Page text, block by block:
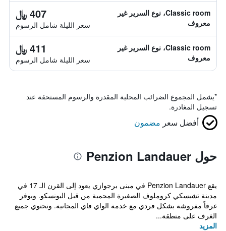
Classic room، نوع السرير غير
معروف
407 ﷼
سعر الليلة شامل الرسوم
Classic room، نوع السرير غير
معروف
411 ﷼
سعر الليلة شامل الرسوم
*يشمل المجموع الضرائب المحلية المقدرة والرسوم المستحقة عند
تسجيل المغادرة.
أفضل سعر مضمون
حول Penzion Landauer
يقع Penzion Landauer في مبنى برجوازي يعود إلى القرن الـ 17 في
مدينة تشيسكي كروملوف الصغيرة المحمية من قبل اليونسكو. ويوفر
غرفاً مفروشة بشكل فردي مع خدمة الواي فاي المجانية. وتحتوي جميع
الغرف على منطقة...
المزيد